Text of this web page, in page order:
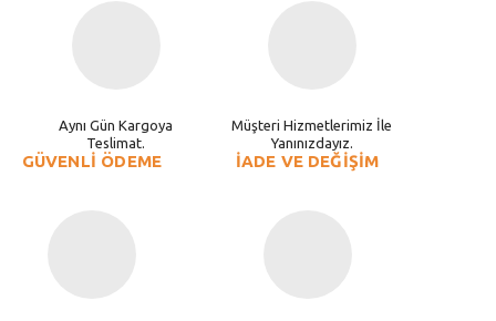
Aynı Gün Kargoya
Teslimat.
Müşteri Hizmetlerimiz İle
Yanınızdayız.
GÜVENLİ ÖDEME İADE VE DEĞİŞİM